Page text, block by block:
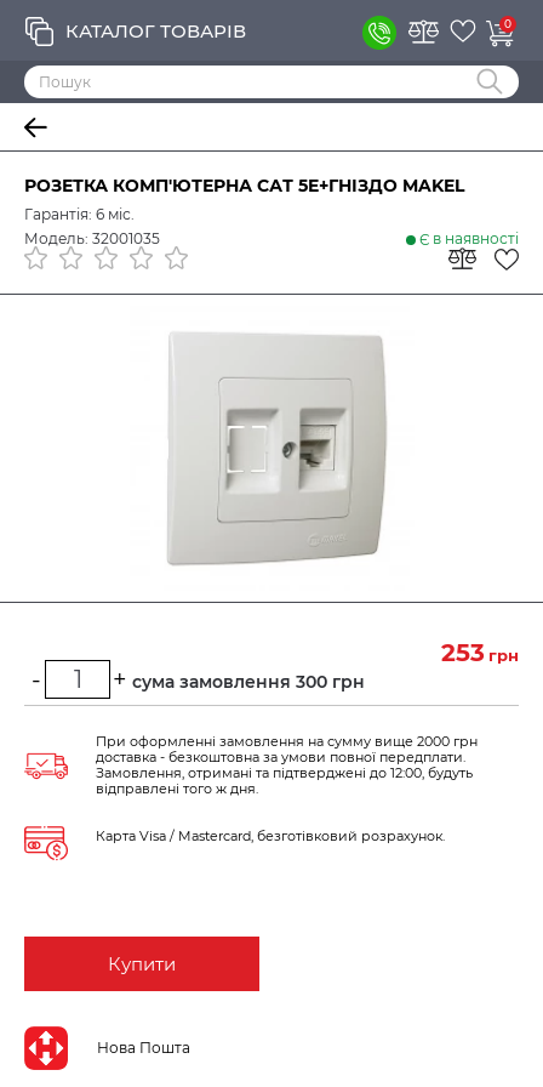
КАТАЛОГ ТОВАРІВ 0
РОЗЕТКА КОМП'ЮТЕРНА САТ 5E+ГНІЗДО MAKEL
Гарантія: 6 міс.
Модель: 32001035
Є в наявності
253 грн
Мінімальна сума замовлення 300 грн
- +
Купити
Нова Пошта
При оформленні замовлення на сумму вище 2000 грн
доставка - безкоштовна за умови повної передплати.
Замовлення, отримані та підтверджені до 12:00, будуть
відправлені того ж дня.
Карта Visa / Mastercard, безготівковий розрахунок.